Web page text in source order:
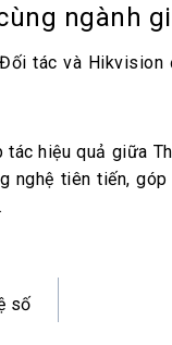
ngành
tác và
hiệu quả giữa
nghệ tiên tiến,
số